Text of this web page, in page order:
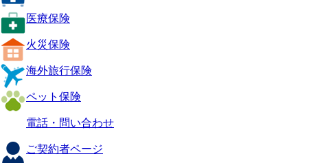
医療保険
火災保険
海外旅行保険
ペット保険
電話・問い合わせ
ご契約者ページ